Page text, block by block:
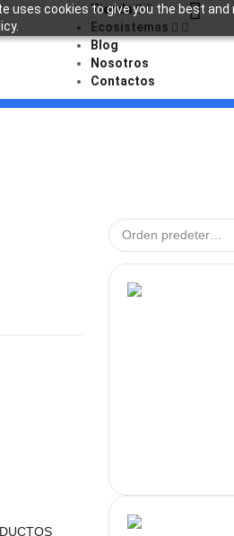
uses cookies to give you the best
Tienda
Ecosistemas
Blog
Nosotros
Contactos